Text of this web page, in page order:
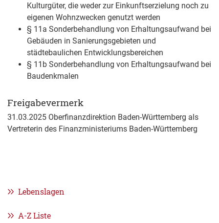
Kulturgüter, die weder zur Einkunftserzielung noch zu
eigenen Wohnzwecken genutzt werden
§ 11a Sonderbehandlung von Erhaltungsaufwand bei
Gebäuden in Sanierungsgebieten und
städtebaulichen Entwicklungsbereichen
§ 11b Sonderbehandlung von Erhaltungsaufwand bei
Baudenkmalen
Freigabevermerk
31.03.2025 Oberfinanzdirektion Baden-Württemberg als
Vertreterin des Finanzministeriums Baden-Württemberg
Lebenslagen
A-Z Liste